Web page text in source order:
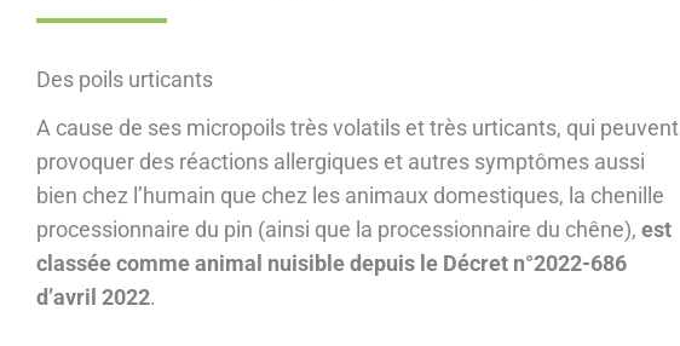
Des poils urticants
A cause de ses micropoils très volatils et très urticants, qui peuvent
provoquer des réactions allergiques et autres symptômes aussi
bien chez l’humain que chez les animaux domestiques, la chenille
processionnaire du pin (ainsi que la processionnaire du chêne), est
classée comme animal nuisible depuis le Décret n°2022-686
d’avril 2022.